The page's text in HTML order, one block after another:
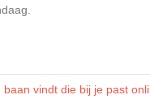
vindt die bij je past